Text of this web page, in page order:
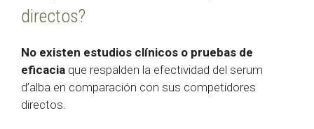
directos?
No existen estudios clínicos o pruebas de
eficacia que respalden la efectividad del serum
d’alba en comparación con sus competidores
directos.